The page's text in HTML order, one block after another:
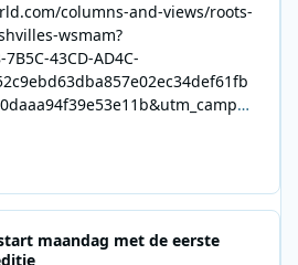
columns-and-views/roots-
wsmam?
43CD-AD4C-
start maandag met de eerste